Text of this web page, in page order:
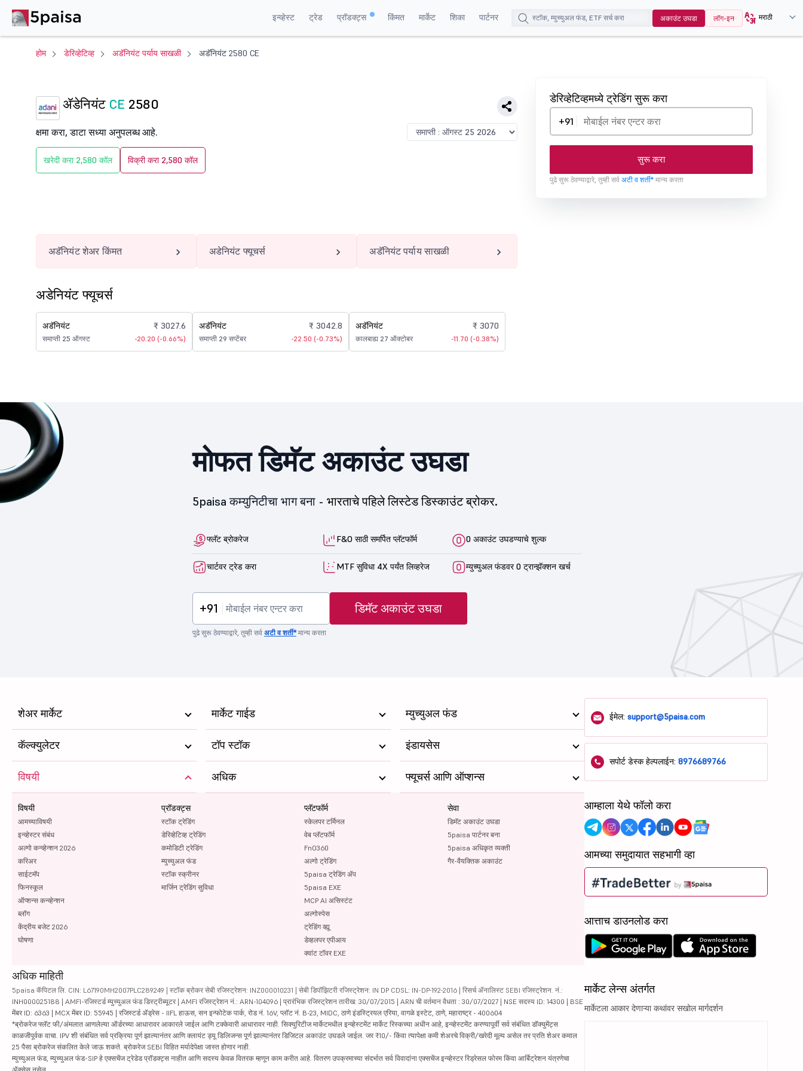
इन्व्हेस्ट ट्रेड प्रॉडक्ट्स किंमत मार्केट शिका पार्टनर अकाउंट उघडा लॉग-इन मराठी
होम डेरिव्हेटिव्ह अडॅनियंट पर्याय साखळी अडॅनियंट 2580 CE
ॲडेनियंट CE 2580
क्षमा करा, डाटा सध्या अनुपलब्ध आहे.
खरेदी करा 2,580 कॉल विक्री करा 2,580 कॉल
डेरिव्हेटिव्हमध्ये ट्रेडिंग सुरू करा
+91
सुरू करा
पुढे सुरू ठेवण्याद्वारे, तुम्ही सर्व अटी व शर्ती* मान्य करता
अडॅनियंट शेअर किंमत अडेनियंट फ्यूचर्स अडॅनियंट पर्याय साखळी
अडेनियंट फ्यूचर्स
अडॅनियंट
समाप्ती 25 ऑगस्ट
₹ 3027.6
-20.20 (-0.66%)
अडॅनियंट
समाप्ती 29 सप्टेंबर
₹ 3042.8
-22.50 (-0.73%)
अडॅनियंट
कालबाह्य 27 ऑक्टोबर
₹ 3070
-11.70 (-0.38%)
मोफत डिमॅट अकाउंट उघडा
5paisa कम्युनिटीचा भाग बना - भारताचे पहिले लिस्टेड डिस्काउंट ब्रोकर.
फ्लॅट ब्रोकरेज F&O साठी समर्पित प्लॅटफॉर्म 0 अकाउंट उघडण्याचे शुल्क
चार्टवर ट्रेड करा MTF सुविधा 4X पर्यंत लिव्हरेज म्युच्युअल फंडवर 0 ट्रान्झॅक्शन खर्च
+91 डिमॅट अकाउंट उघडा
पुढे सुरू ठेवण्याद्वारे, तुम्ही सर्व अटी व शर्ती*मान्य करता
शेअर मार्केट मार्केट गाईड म्युच्युअल फंड
कॅल्क्युलेटर टॉप स्टॉक इंडायसेस
विषयी
विषयी
आमच्याविषयी
इन्व्हेस्टर संबंध
अल्गो कन्व्हेन्शन 2026
करिअर
साईटमॅप
फिनस्कूल
ऑप्शन्स कन्व्हेन्शन
ब्लॉग
केंद्रीय बजेट 2026
घोषणा
प्रॉडक्ट्स
स्टॉक ट्रेडिंग
डेरिव्हेटिव्ह ट्रेडिंग
कमोडिटी ट्रेडिंग
म्युच्युअल फंड
स्टॉक स्क्रीनर
मार्जिन ट्रेडिंग सुविधा
प्लॅटफॉर्म
स्केलपर टर्मिनल
वेब प्लॅटफॉर्म
FnO360
अल्गो ट्रेडिंग
5paisa ट्रेडिंग ॲप
5paisa EXE
MCP AI असिस्टंट
अल्गोस्पेस
ट्रेडिंग व्ह्यू
डेव्हलपर एपीआय
क्वांट टॉवर EXE
सेवा
डिमॅट अकाउंट उघडा
5paisa पार्टनर बना
5paisa अधिकृत व्यक्ती
गैर-वैयक्तिक अकाउंट
अधिक फ्यूचर्स आणि ऑप्शन्स
अधिक माहिती
5paisa कॅपिटल लि. CIN: L67190MH2007PLC289249 | स्टॉक ब्रोकर सेबी रजिस्ट्रेशन: INZ000010231 | सेबी डिपॉझिटरी रजिस्ट्रेशन: IN DP CDSL: IN-DP-192-2016 | रिसर्च ॲनालिस्ट SEBI रजिस्ट्रेशन. नं.:
INH000025188 | AMFI-रजिस्टर्ड म्युच्युअल फंड डिस्ट्रीब्यूटर | AMFI रजिस्ट्रेशन नं.: ARN-104096 | प्रारंभिक रजिस्ट्रेशन तारीख: 30/07/2015 | ARN ची वर्तमान वैधता : 30/07/2027 | NSE सदस्य ID: 14300 | BSE
मेंबर ID: 6363 | MCX मेंबर ID: 55945 | रजिस्टर्ड ॲड्रेस - IIFL हाऊस, सन इन्फोटेक पार्क, रोड नं. 16V, प्लॉट नं. B-23, MIDC, ठाणे इंडस्ट्रियल एरिया, वागळे इस्टेट, ठाणे, महाराष्ट्र - 400604
*ब्रोकरेज फ्लॅट फी/अंमलात आणलेल्या ऑर्डरच्या आधारावर आकारले जाईल आणि टक्केवारी आधारावर नाही. सिक्युरिटीज मार्केटमधील इन्व्हेस्टमेंट मार्केट रिस्कच्या अधीन आहे, इन्व्हेस्टमेंट करण्यापूर्वी सर्व संबंधित डॉक्युमेंट्स
काळजीपूर्वक वाचा. IPV शी संबंधित सर्व प्रक्रिया पूर्ण झाल्यानंतर आणि क्लायंट ड्यू डिलिजन्स पूर्ण झाल्यानंतर डिजिटल अकाउंट उघडले जाईल. जर ₹10/- किंवा त्यापेक्षा कमी शेअरचे विक्री/खरेदी मूल्य असेल तर प्रति शेअर कमाल
25 पैसा ब्रोकरेज संकलित केले जाऊ शकते. ब्रोकरेज SEBI विहित मर्यादेपेक्षा जास्त होणार नाही.
म्युच्युअल फंड, म्युच्युअल फंड-SIP हे एक्सचेंज ट्रेडेड प्रॉडक्ट्स नाहीत आणि सदस्य केवळ वितरक म्हणून काम करीत आहे. वितरण उपक्रमाच्या संदर्भात सर्व विवादांना एक्सचेंज इन्व्हेस्टर रिड्रेसल फोरम किंवा आर्बिट्रेशन यंत्रणेचा
ईमेल:support@5paisa.com
सपोर्ट डेस्क हेल्पलाईन:8976689766
आम्हाला येथे फॉलो करा
आमच्या समुदायात सहभागी व्हा
आत्ताच डाउनलोड करा
मार्केट लेन्स अंतर्गत
मार्केटला आकार देणाऱ्या कथांवर सखोल मार्गदर्शन